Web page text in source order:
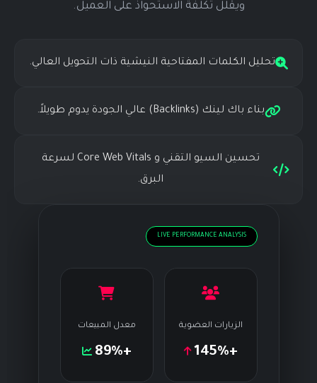
ويقلل تكلفة الاستحواذ على العميل.
تحليل الكلمات المفتاحية النيشية ذات التحويل العالي.
بناء باك لينك (Backlinks) عالي الجودة يدوم طويلاً.
تحسين السيو التقني و Core Web Vitals لسرعة
البرق.
LIVE PERFORMANCE ANALYSIS
الزيارات العضوية
+145%
معدل المبيعات
+89%